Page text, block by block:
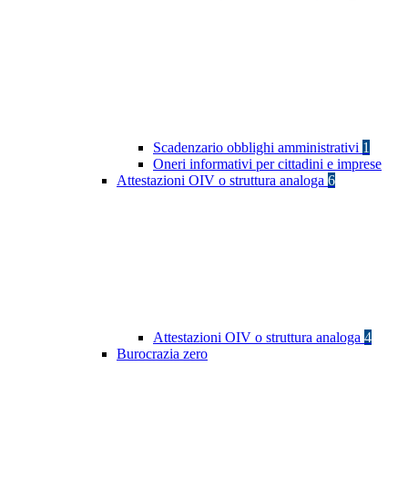
Scadenzario obblighi amministrativi 1
Oneri informativi per cittadini e imprese
Attestazioni OIV o struttura analoga 6
Attestazioni OIV o struttura analoga 4
Burocrazia zero